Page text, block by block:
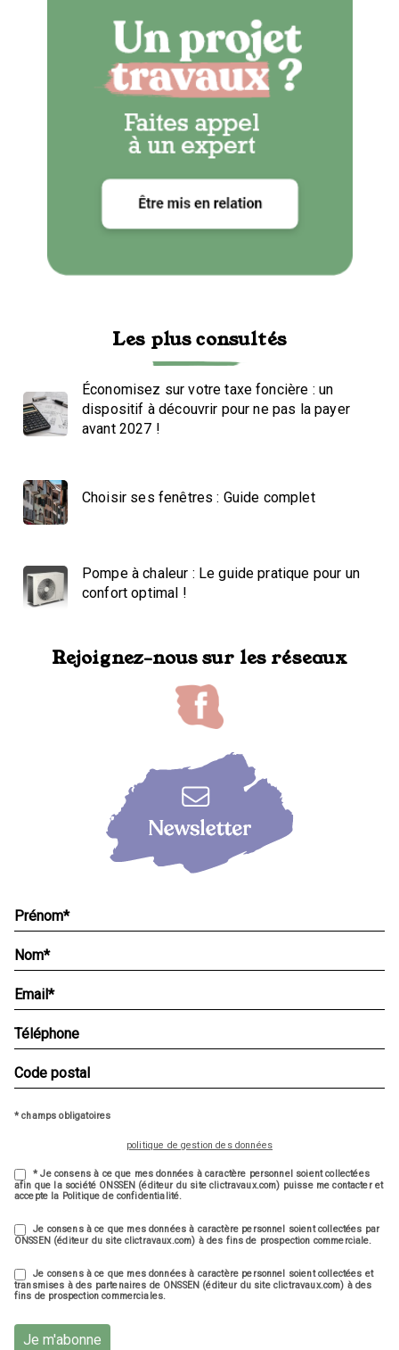
Les plus consultés
Économisez sur votre taxe foncière : un
dispositif à découvrir pour ne pas la payer
avant 2027 !
Choisir ses fenêtres : Guide complet
Pompe à chaleur : Le guide pratique pour un
confort optimal !
Rejoignez-nous sur les réseaux
* champs obligatoires
politique de gestion des données
* Je consens à ce que mes données à caractère personnel soient collectées
afin que la société ONSSEN (éditeur du site clictravaux.com) puisse me contacter et
accepte la Politique de confidentialité.
Je consens à ce que mes données à caractère personnel soient collectées par
ONSSEN (éditeur du site clictravaux.com) à des fins de prospection commerciale.
Je consens à ce que mes données à caractère personnel soient collectées et
transmises à des partenaires de ONSSEN (éditeur du site clictravaux.com) à des
fins de prospection commerciales.
Je m'abonne